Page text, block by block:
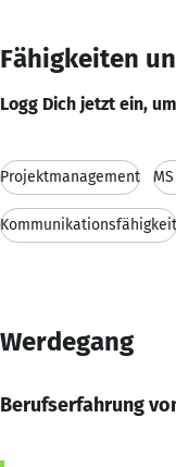
Fähigkeiten
Logg Dich jetzt ein,
Projektmanagement
Kommunikationsfähigkeit
Werdegang
Berufserfahrung